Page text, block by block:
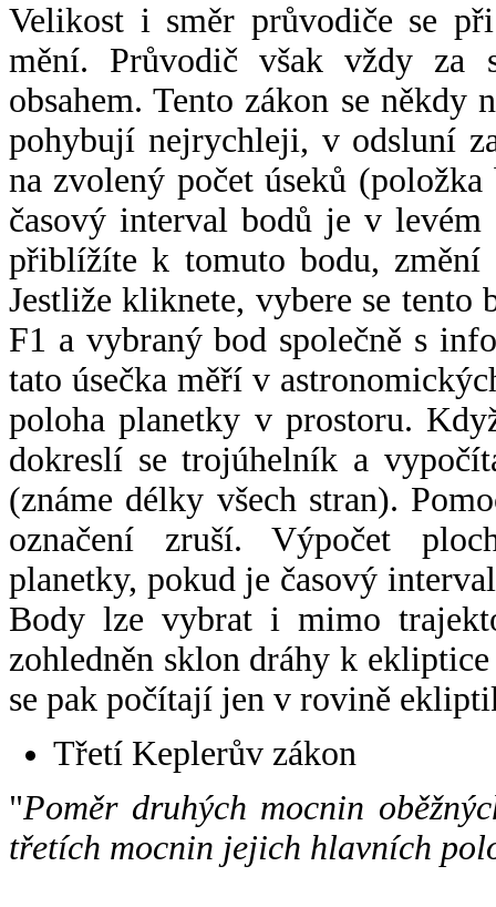
Velikost i směr průvodiče se
mění. Průvodič však vždy za
obsahem. Tento zákon se někdy
pohybují nejrychleji, v odsluní
na zvolený počet úseků
časový interval bodů je v
přiblížíte k tomuto bodu,
Jestliže kliknete, vybere se tento
F1 a vybraný bod společně s
tato úsečka měří v
poloha planetky v prostoru.
dokreslí se trojúhelník a
(známe délky všech stran).
označení zruší. Výpočet
planetky, pokud je časový
Body lze vybrat i mimo
zohledněn sklon dráhy k
se pak počítají jen v rovině
Třetí Keplerův zákon
"Poměr druhých mocnin
třetích mocnin jejich hlavních